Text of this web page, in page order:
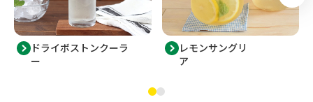
ドライボストンクーラ
ー
レモンサングリ
ア